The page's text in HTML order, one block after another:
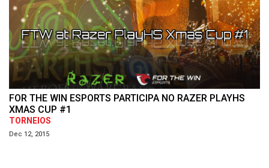
FOR THE WIN ESPORTS PARTICIPA NO RAZER PLAYHS
XMAS CUP #1
TORNEIOS
Dec 12, 2015